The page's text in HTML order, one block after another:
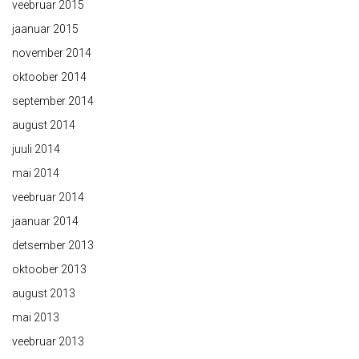
veebruar 2015
jaanuar 2015
november 2014
oktoober 2014
september 2014
august 2014
juuli 2014
mai 2014
veebruar 2014
jaanuar 2014
detsember 2013
oktoober 2013
august 2013
mai 2013
veebruar 2013